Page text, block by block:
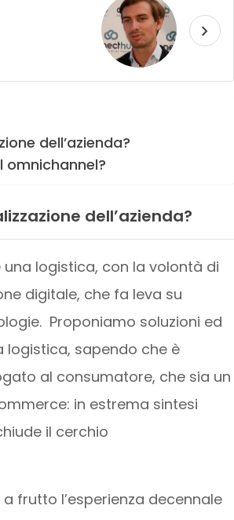
dell’azienda?
dell’azienda?
logistica, con la volontà di
digitale, che fa leva su
Proponiamo soluzioni ed
logistica, sapendo che è
al consumatore, che sia un
in estrema sintesi
il cerchio
frutto l’esperienza decennale